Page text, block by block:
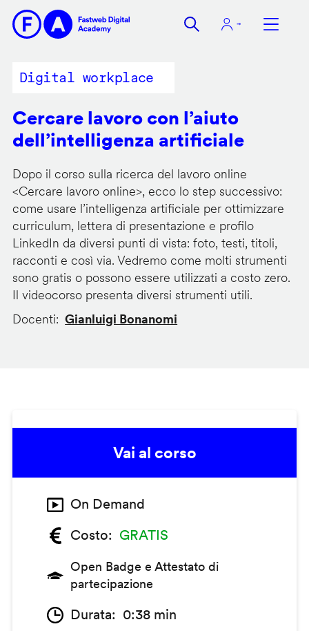
contenuto
Digital workplace
Cercare lavoro con l’aiuto
dell’intelligenza artificiale
Dopo il corso sulla ricerca del lavoro online
<Cercare lavoro online>, ecco lo step successivo:
come usare l’intelligenza artificiale per ottimizzare
curriculum, lettera di presentazione e profilo
LinkedIn da diversi punti di vista: foto, testi, titoli,
racconti e così via. Vedremo come molti strumenti
sono gratis o possono essere utilizzati a costo zero.
Il videocorso presenta diversi strumenti utili.
Docenti
Gianluigi Bonanomi
Vai al corso
On Demand
Costo
GRATIS
Open Badge e Attestato di
partecipazione
Durata 0:38 min